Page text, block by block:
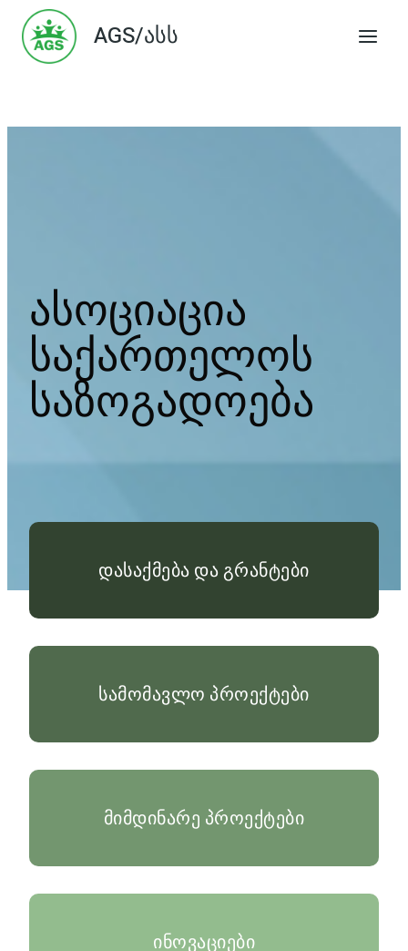
Skip
content
AGS/ასს
ასოციაცია
საქართელოს
საზოგადოება
დასაქმება და გრანტები
სამომავლო პროექტები
მიმდინარე პროექტები
ინოვაციები